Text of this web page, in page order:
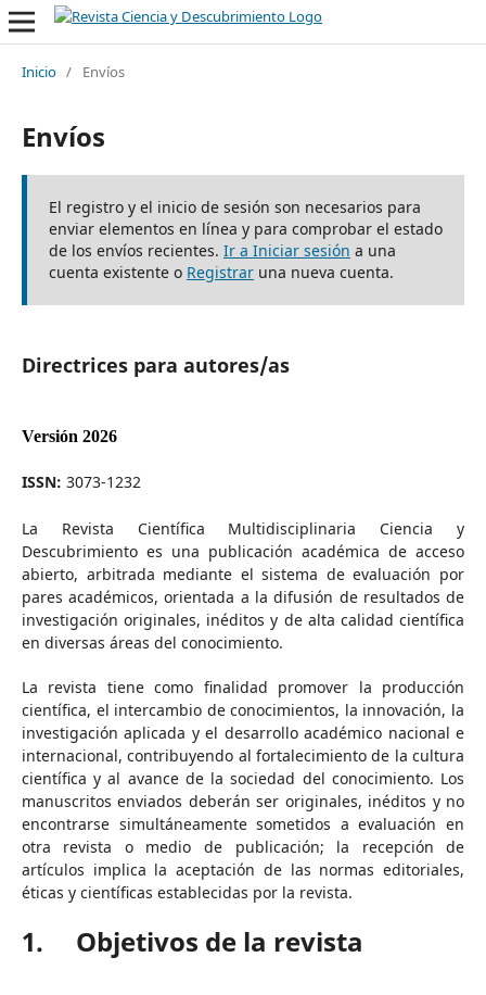
Inicio / Envíos
Envíos
El registro y el inicio de sesión son necesarios para
enviar elementos en línea y para comprobar el estado
de los envíos recientes. Ir a Iniciar sesión a una
cuenta existente o Registraruna nueva cuenta.
Directrices para autores/as
Versión 2026
ISSN: 3073-1232
La Revista Científica Multidisciplinaria Ciencia y
Descubrimiento es una publicación académica de acceso
abierto, arbitrada mediante el sistema de evaluación por
pares académicos, orientada a la difusión de resultados de
investigación originales, inéditos y de alta calidad científica
en diversas áreas del conocimiento.
La revista tiene como finalidad promover la producción
científica, el intercambio de conocimientos, la innovación, la
investigación aplicada y el desarrollo académico nacional e
internacional, contribuyendo al fortalecimiento de la cultura
científica y al avance de la sociedad del conocimiento. Los
manuscritos enviados deberán ser originales, inéditos y no
encontrarse simultáneamente sometidos a evaluación en
otra revista o medio de publicación; la recepción de
artículos implica la aceptación de las normas editoriales,
éticas y científicas establecidas por la revista.
1. Objetivos de la revista